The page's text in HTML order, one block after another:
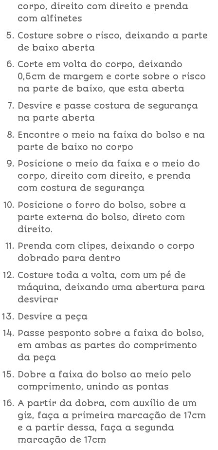
corpo, direito com direito e prenda
com alfinetes
Costure sobre o risco, deixando a parte
de baixo aberta
Corte em volta do corpo, deixando
0,5cm de margem e corte sobre o risco
na parte de baixo, que esta aberta
Desvire e passe costura de segurança
na parte aberta
Encontre o meio na faixa do bolso e na
parte de baixo no corpo
Posicione o meio da faixa e o meio do
corpo, direito com direito, e prenda
com costura de segurança
Posicione o forro do bolso, sobre a
parte externa do bolso, direto com
direito.
Prenda com clipes, deixando o corpo
dobrado para dentro
Costure toda a volta, com um pé de
máquina, deixando uma abertura para
desvirar
Desvire a peça
Passe pesponto sobre a faixa do bolso,
em ambas as partes do comprimento
da peça
Dobre a faixa do bolso ao meio pelo
comprimento, unindo as pontas
A partir da dobra, com auxílio de um
giz, faça a primeira marcação de 17cm
e a partir dessa, faça a segunda
marcação de 17cm